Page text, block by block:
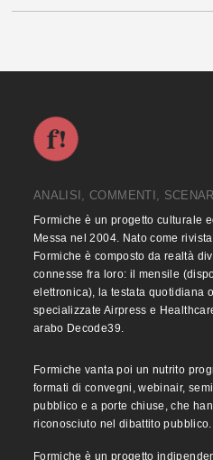
ANALISI, COMMENTI, SCENARI
Formiche è un progetto culturale
Messa nel 2004. Nato come
Formiche è composto da realtà
connesse fra loro: il mensile
elettronica), la testata quotidiana
specializzate Airpress e
arabo Decode39.
Formiche vanta poi un nutrito
formati di convegni, webinair,
pubblico e a porte chiuse, che
riconosciuto nel dibattito pubblico.
Formiche è un progetto